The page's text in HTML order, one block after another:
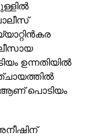
ഉന്നതിയിൽ
ആണ് പൊടിയം